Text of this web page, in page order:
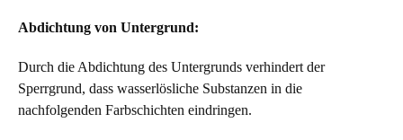
Abdichtung von Untergrund:
Durch die Abdichtung des Untergrunds verhindert der
Sperrgrund, dass wasserlösliche Substanzen in die
nachfolgenden Farbschichten eindringen.